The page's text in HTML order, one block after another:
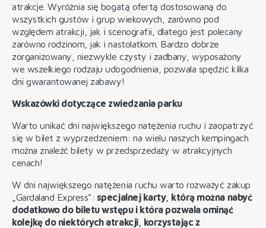
atrakcje. Wyróżnia się bogatą ofertą dostosowaną do
wszystkich gustów i grup wiekowych, zarówno pod
względem atrakcji, jak i scenografii, dlatego jest polecany
zarówno rodzinom, jak i nastolatkom. Bardzo dobrze
zorganizowany, niezwykle czysty i zadbany, wyposażony
we wszelkiego rodzaju udogodnienia, pozwala spędzić kilka
dni gwarantowanej zabawy!
Wskazówki dotyczące zwiedzania parku
Warto unikać dni największego natężenia ruchu i zaopatrzyć
się w bilet z wyprzedzeniem: na wielu naszych kempingach
można znaleźć bilety w przedsprzedaży w atrakcyjnych
cenach!
W dni największego natężenia ruchu warto rozważyć zakup
„Gardaland Express”: specjalnej karty, którą można nabyć
dodatkowo do biletu wstępu i która pozwala ominąć
kolejkę do niektórych atrakcji, korzystając z